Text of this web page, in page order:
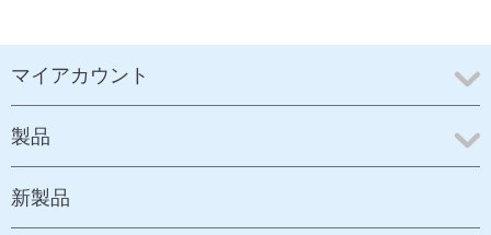
マイアカウント
製品
新製品